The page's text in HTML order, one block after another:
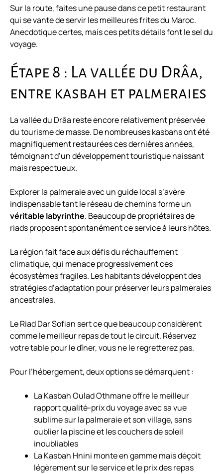
Sur la route, faites une pause dans ce petit restaurant
qui se vante de servir les meilleures frites du Maroc.
Anecdotique certes, mais ces petits détails font le sel du
voyage.
Étape 8 : La vallée du Drâa,
entre kasbah et palmeraies
La vallée du Drâa reste encore relativement préservée
du tourisme de masse. De nombreuses kasbahs ont été
magnifiquement restaurées ces dernières années,
témoignant d’un développement touristique naissant
mais respectueux.
Explorer la palmeraie avec un guide local s’avère
indispensable tant le réseau de chemins forme un
véritable labyrinthe. Beaucoup de propriétaires de
riads proposent spontanément ce service à leurs hôtes.
La région fait face aux défis du réchauffement
climatique, qui menace progressivement ces
écosystèmes fragiles. Les habitants développent des
stratégies d’adaptation pour préserver leurs palmeraies
ancestrales.
Le Riad Dar Sofian sert ce que beaucoup considèrent
comme le meilleur repas de tout le circuit. Réservez
votre table pour le dîner, vous ne le regretterez pas.
Pour l’hébergement, deux options se démarquent :
La Kasbah Oulad Othmane offre le meilleur
rapport qualité-prix du voyage avec sa vue
sublime sur la palmeraie et son village, sans
oublier la piscine et les couchers de soleil
inoubliables
La Kasbah Hnini monte en gamme mais déçoit
légèrement sur le service et le prix des repas